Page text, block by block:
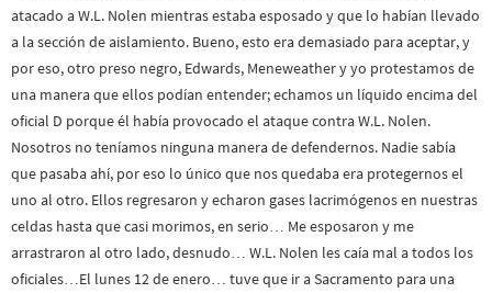
atacado a W.L. Nolen mientras estaba esposado y que lo habían llevado
a la sección de aislamiento. Bueno, esto era demasiado para aceptar, y
por eso, otro preso negro, Edwards, Meneweather y yo protestamos de
una manera que ellos podían entender; echamos un líquido encima del
oficial D porque él había provocado el ataque contra W.L. Nolen.
Nosotros no teníamos ninguna manera de defendernos. Nadie sabía
que pasaba ahí, por eso lo único que nos quedaba era protegernos el
uno al otro. Ellos regresaron y echaron gases lacrimógenos en nuestras
celdas hasta que casi morimos, en serio… Me esposaron y me
arrastraron al otro lado, desnudo… W.L. Nolen les caía mal a todos los
oficiales…El lunes 12 de enero… tuve que ir a Sacramento para una